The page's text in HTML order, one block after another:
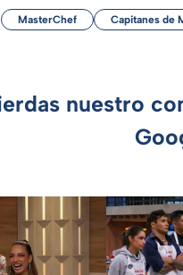
MasterChef Capitanes de
nuestro